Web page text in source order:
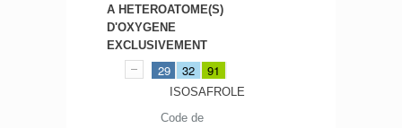
A HETEROATOME(S)
D'OXYGENE
EXCLUSIVEMENT
29 32 91
ISOSAFROLE
Code de